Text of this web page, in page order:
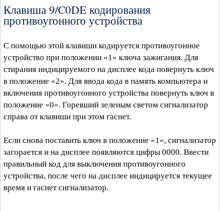
Клавиша 9/C0DE кодирования
противоугонного устройства
С помощью этой клавиши кодируется противоугонное
устройство при положении «1» ключа зажигания. Для
стирания индицируемого на дисплее кода повернуть ключ
в положение «2». Для ввода кода в память компьютера и
включения противоугонного устройства повернуть ключ в
положение «0». Горевший зеленым светом сигнализатор
справа от клавиши при этом гаснет.
Если снова поставить ключ в положение «1», сигнализатор
загорается и на дисплее появляются цифры 0000. Ввести
правильный код для выключения противоугонного
устройства, после чего на дисплее индицируется текущее
время и гаснет сигнализатор.